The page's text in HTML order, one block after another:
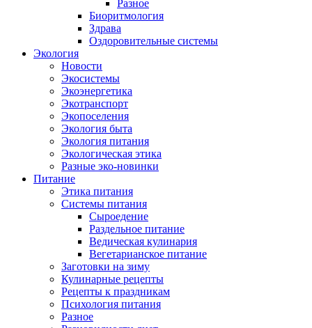
Разное
Биоритмология
Здрава
Оздоровительные системы
Экология
Новости
Экосистемы
Экоэнергетика
Экотранспорт
Экопоселения
Экология быта
Экология питания
Экологическая этика
Разные эко-новинки
Питание
Этика питания
Системы питания
Сыроедение
Раздельное питание
Ведическая кулинария
Вегетарианское питание
Заготовки на зиму
Кулинарные рецепты
Рецепты к праздникам
Психология питания
Разное